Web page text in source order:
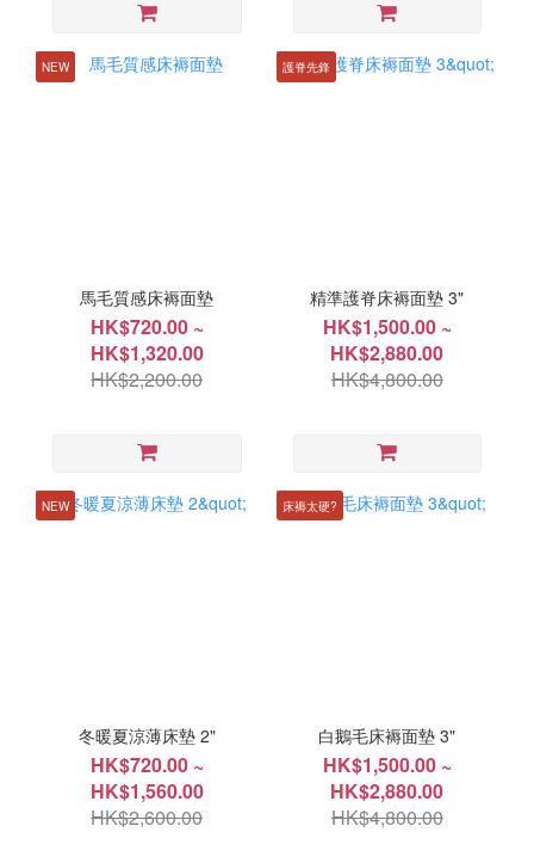
NEW
馬毛質感床褥面墊
HK$720.00 ~
HK$1,320.00
HK$2,200.00
護脊先鋒
精準護脊床褥面墊 3"
HK$1,500.00 ~
HK$2,880.00
HK$4,800.00
NEW
冬暖夏涼薄床墊 2"
HK$720.00 ~
HK$1,560.00
HK$2,600.00
床褥太硬?
白鵝毛床褥面墊 3"
HK$1,500.00 ~
HK$2,880.00
HK$4,800.00